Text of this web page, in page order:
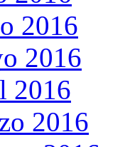
2016
2016
2016
2016